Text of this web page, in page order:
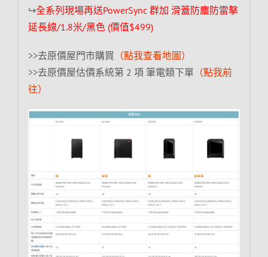
↪全系列現場再送PowerSync 群加 滑蓋防塵防雷擊
延長線/1.8米/黑色 (價值$499)
>>去原價屋門市購買 （點我查看地圖）
>>去原價屋估價系統第 2 項 筆電類下單 （點我前
往）